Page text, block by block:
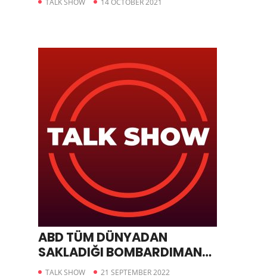
TALK SHOW 14 OCTOBER 2021
ABD TÜM DÜNYADAN
SAKLADIĞI BOMBARDIMAN
UÇAĞINI ARALIKTA
TALK SHOW 21 SEPTEMBER 2022